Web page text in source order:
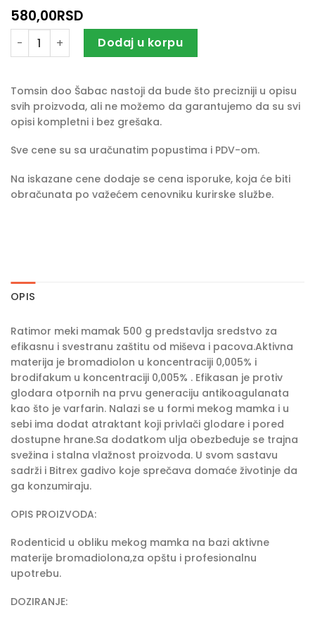
580,00RSD
Ratimor 500 g količinaDodaj u korpu
Tomsin doo Šabac nastoji da bude što precizniji u opisu
svih proizvoda, ali ne možemo da garantujemo da su svi
opisi kompletni i bez grešaka.
Sve cene su sa uračunatim popustima i PDV-om.
Na iskazane cene dodaje se cena isporuke, koja će biti
obračunata po važećem cenovniku kurirske službe.
OPIS
Ratimor meki mamak 500 g predstavlja sredstvo za
efikasnu i svestranu zaštitu od miševa i pacova.Aktivna
materija je bromadiolon u koncentraciji 0,005% i
brodifakum u koncentraciji 0,005% . Efikasan je protiv
glodara otpornih na prvu generaciju antikoagulanata
kao što je varfarin. Nalazi se u formi mekog mamka i u
sebi ima dodat atraktant koji privlači glodare i pored
dostupne hrane.Sa dodatkom ulja obezbeđuje se trajna
svežina i stalna vlažnost proizvoda. U svom sastavu
sadrži i Bitrex gadivo koje sprečava domaće životinje da
ga konzumiraju.
OPIS PROIZVODA:
Rodenticid u obliku mekog mamka na bazi aktivne
materije bromadiolona,za opštu i profesionalnu
upotrebu.
DOZIRANJE: